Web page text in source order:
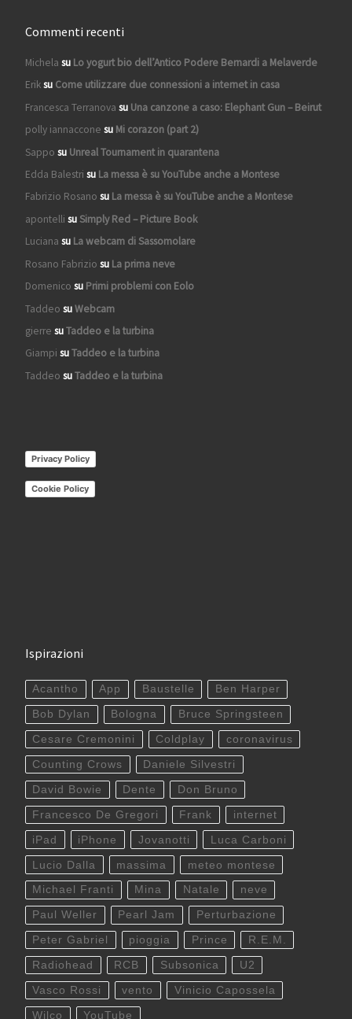
Commenti recenti
Michela su Lo yogurt bio dell’Antico Podere Bernardi a Melaverde
Eriksu Come utilizzare due connessioni a internet in casa
Francesca Terranova su Una canzone a caso: Elephant Gun – Beirut
polly iannaccone su Mi corazon (part 2)
Sappo su Unreal Tournament in quarantena
Edda Balestri su La messa è su YouTube anche a Montese
Fabrizio Rosano su La messa è su YouTube anche a Montese
apontelli suSimply Red – Picture Book
Luciana su La webcam di Sassomolare
Rosano Fabrizio su La prima neve
Domenico su Primi problemi con Eolo
Taddeo suWebcam
gierre suTaddeo e la turbina
Giampi suTaddeo e la turbina
Taddeo suTaddeo e la turbina
Privacy Policy
Cookie Policy
Ispirazioni
Acantho App Baustelle Ben Harper
Bob Dylan Bologna Bruce Springsteen
Cesare Cremonini Coldplay coronavirus
Counting Crows Daniele Silvestri
David Bowie Dente Don Bruno
Francesco De Gregori Frank internet
iPad iPhone Jovanotti Luca Carboni
Lucio Dalla massima meteo montese
Michael Franti Mina Natale neve
Paul Weller Pearl Jam Perturbazione
Peter Gabriel pioggia Prince R.E.M.
Radiohead RCB Subsonica U2
Vasco Rossi vento Vinicio Capossela
Wilco YouTube